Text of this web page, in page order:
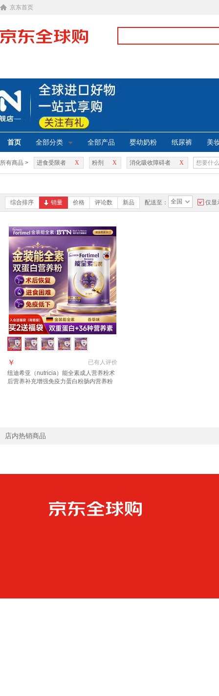
京东首页
首页 全部分类 全部产品 婴幼奶粉 纸尿裤 美
所有商品 > X
进食受限者 X
粉剂 X
消化吸收障碍者
综合排序 销量 价格 评论数 新品 配送至： 全国 仅显
已有人评价
￥
纽迪希亚（nutricia）能全素成人营养粉术
后营养补充增强免疫力蛋白粉肠内营养粉
店内热销商品